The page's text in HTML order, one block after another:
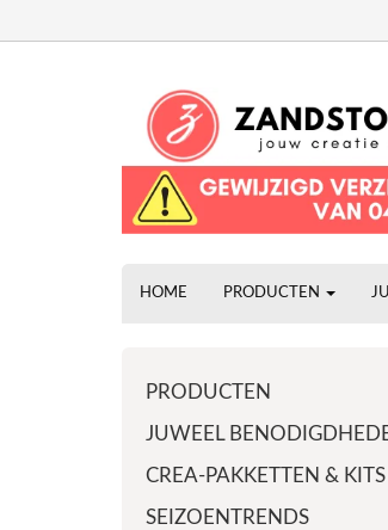
HOME PRODUCTEN
PRODUCTEN
JUWEEL
CREA-PAKKETTEN & KITS
SEIZOENTRENDS